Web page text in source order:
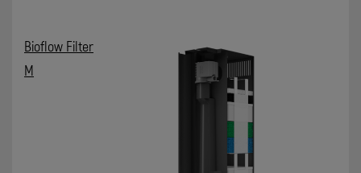
Bioflow Filter
M